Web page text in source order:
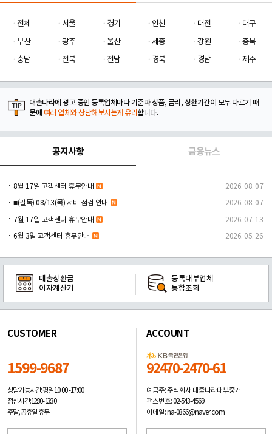
전체 서울 경기 인천 대전
대구
부산
광주 울산 세종 강원
충북
충남
전북 전남 경북 경남 제주
대출나라에 광고 중인 등록업체마다 기준과 상품, 금리, 상환기간이 모두 다르기 때
문에 여러 업체와 상담해보시는게 유리합니다.
공지사항 금융뉴스
8월 17일 고객센터 휴무안내 2026. 08. 07
■(필독) 08/13(목) 서버 점검 안내 2026. 08. 07
7월 17일 고객센터 휴무안내 2026. 07. 13
6월 3일 고객센터 휴무안내 2026. 05. 26
대출상환금
이자계산기
등록대부업체
통합조회
CUSTOMER
1599-9687
상담가능시간: 평일10:00 -17:00
점심시간: 12:30 - 13:30
주말, 공휴일 휴무
ACCOUNT
92470-2470-61
예금주: 주식회사 대출나라대부중개
팩스번호: 02-543-4569
이메일: na-0366@naver.com